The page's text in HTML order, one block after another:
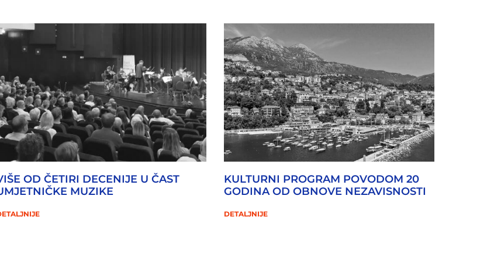
OD ČETIRI DECENIJE U ČAST
MUZIKE
KULTURNI PROGRAM POVODOM 20
GODINA OD OBNOVE NEZAVISNOSTI
DETALJNIJE